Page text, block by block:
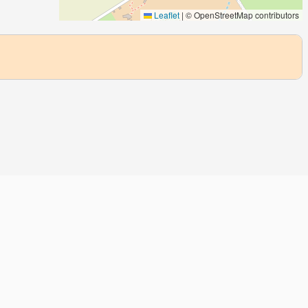
Leaflet | © OpenStreetMap contributors